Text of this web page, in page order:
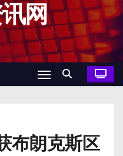
网
布朗克斯区